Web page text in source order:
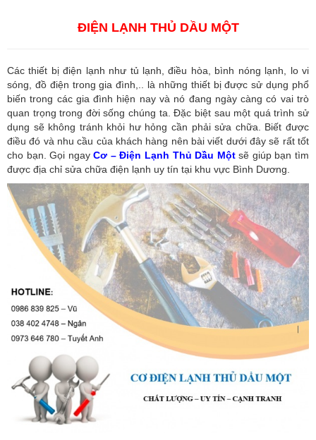
ĐIỆN LẠNH THỦ DẦU MỘT
Các thiết bị điện lạnh như tủ lạnh, điều hòa, bình nóng lạnh, lo vi
sóng, đồ điện trong gia đình,.. là những thiết bị được sử dụng phổ
biến trong các gia đình hiện nay và nó đang ngày càng có vai trò
quan trọng trong đời sống chúng ta. Đặc biệt sau một quá trình sử
dụng sẽ không tránh khỏi hư hỏng cần phải sửa chữa. Biết được
điều đó và nhu cầu của khách hàng nên bài viết dưới đây sẽ rất tốt
cho bạn. Gọi ngayCơ – Điện Lạnh Thủ Dầu Một sẽ giúp bạn tìm
được địa chỉ sửa chữa điện lạnh uy tín tại khu vực Bình Dương.